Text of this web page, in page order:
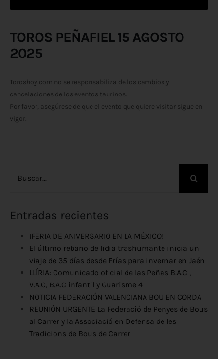
TOROS PEÑAFIEL 15 AGOSTO
2025
Toroshoy.com no se responsabiliza de los cambios y
cancelaciones de los eventos taurinos.
Por favor, asegúrese de que el evento que quiere visitar sigue en
vigor.
Entradas recientes
¡FERIA DE ANIVERSARIO EN LA MÉXICO!
El último rebaño de lidia trashumante inicia un
viaje de 35 días desde Frías para invernar en Jaén
LLÍRIA: Comunicado oficial de las Peñas B.A.C ,
V.A.C, B.A.C infantil y Guarisme 4
NOTICIA FEDERACIÓN VALENCIANA BOU EN CORDA
REUNIÓN URGENTE La Federació de Penyes de Bous
al Carrer y la Associació en Defensa de les
Tradicions de Bous de Carrer